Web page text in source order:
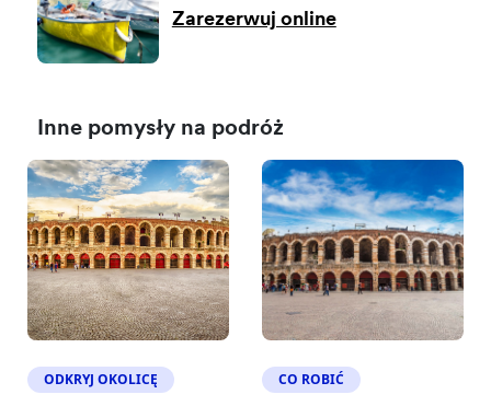
Zarezerwuj online
Inne pomysły na podróż
ODKRYJ OKOLICĘ CO ROBIĆ